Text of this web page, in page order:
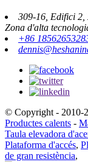
309-16, Edifici 2,
Zona d'alta
+86
© Copyright - 2010-
Productes calents -
Taula elevadora
Plataforma d'accés,
de gran resistència,